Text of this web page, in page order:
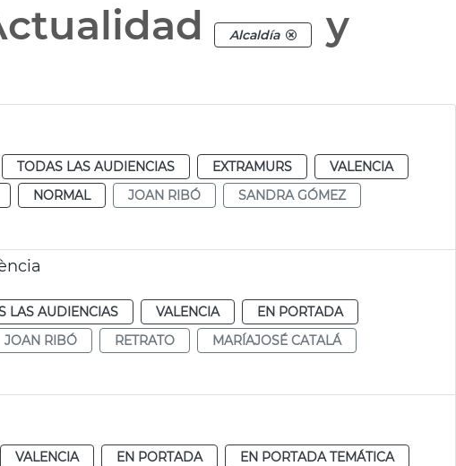
Alcaldía
y
TODAS LAS AUDIENCIAS EXTRAMURS
VALENCIA
NORMAL JOAN RIBÓ
SANDRA GÓMEZ
LAS AUDIENCIAS VALENCIA
EN PORTADA
JOAN RIBÓ RETRATO
MARÍAJOSÉ CATALÁ
VALENCIA EN PORTADA
EN PORTADA TEMÁTICA